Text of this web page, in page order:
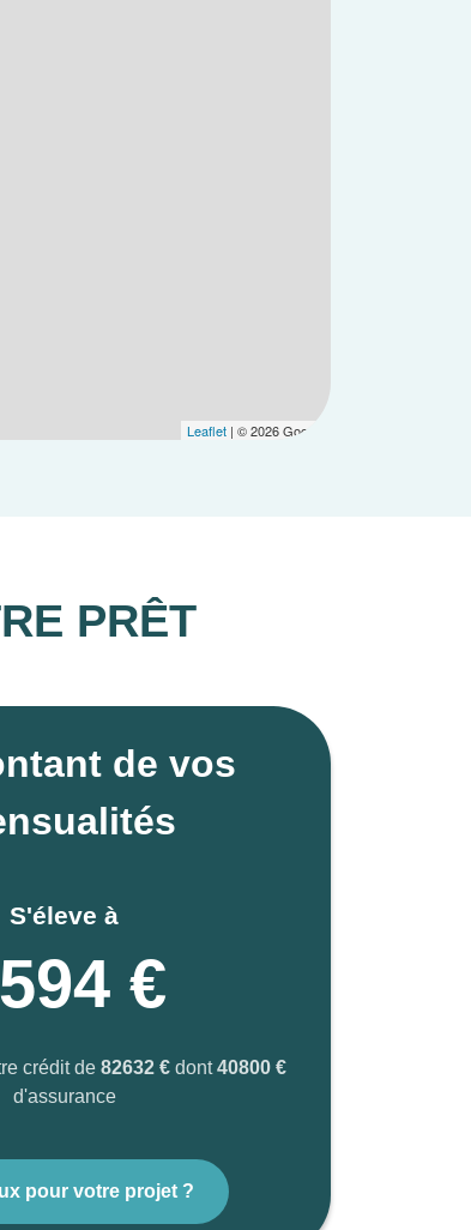
Leaflet | © 2026 Google
PRÊT
de vos
S'éleve à
€
crédit de 82632 € dont40800 €
d'assurance
Quel taux pour votre projet ?